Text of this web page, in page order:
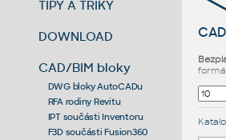
TIPY A TRIKY
DOWNLOAD
CAD/BIM bloky
DWG bloky AutoCADu
RFA rodiny Revitu
IPT součásti Inventoru
F3D součásti Fusion360